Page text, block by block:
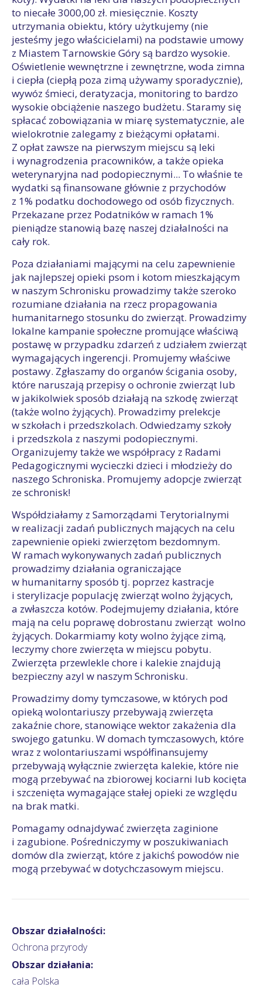
to niecałe 3000,00 zł. miesięcznie. Koszty
utrzymania obiektu, który użytkujemy (nie
jesteśmy jego właścicielami) na podstawie umowy
z Miastem Tarnowskie Góry są bardzo wysokie.
Oświetlenie wewnętrzne i zewnętrzne, woda zimna
i ciepła (ciepłą poza zimą używamy sporadycznie),
wywóz śmieci, deratyzacja, monitoring to bardzo
wysokie obciążenie naszego budżetu. Staramy się
spłacać zobowiązania w miarę systematycznie, ale
wielokrotnie zalegamy z bieżącymi opłatami.
Z opłat zawsze na pierwszym miejscu są leki
i wynagrodzenia pracowników, a także opieka
weterynaryjna nad podopiecznymi... To właśnie te
wydatki są finansowane głównie z przychodów
z 1% podatku dochodowego od osób fizycznych.
Przekazane przez Podatników w ramach 1%
pieniądze stanowią bazę naszej działalności na
cały rok.
Poza działaniami mającymi na celu zapewnienie
jak najlepszej opieki psom i kotom mieszkającym
w naszym Schronisku prowadzimy także szeroko
rozumiane działania na rzecz propagowania
humanitarnego stosunku do zwierząt. Prowadzimy
lokalne kampanie społeczne promujące właściwą
postawę w przypadku zdarzeń z udziałem zwierząt
wymagających ingerencji. Promujemy właściwe
postawy. Zgłaszamy do organów ścigania osoby,
które naruszają przepisy o ochronie zwierząt lub
w jakikolwiek sposób działają na szkodę zwierząt
(także wolno żyjących). Prowadzimy prelekcje
w szkołach i przedszkolach. Odwiedzamy szkoły
i przedszkola z naszymi podopiecznymi.
Organizujemy także we współpracy z Radami
Pedagogicznymi wycieczki dzieci i młodzieży do
naszego Schroniska. Promujemy adopcje zwierząt
ze schronisk!
Współdziałamy z Samorządami Terytorialnymi
w realizacji zadań publicznych mających na celu
zapewnienie opieki zwierzętom bezdomnym.
W ramach wykonywanych zadań publicznych
prowadzimy działania ograniczające
w humanitarny sposób tj. poprzez kastracje
i sterylizacje populację zwierząt wolno żyjących,
a zwłaszcza kotów. Podejmujemy działania, które
mają na celu poprawę dobrostanu zwierząt wolno
żyjących. Dokarmiamy koty wolno żyjące zimą,
leczymy chore zwierzęta w miejscu pobytu.
Zwierzęta przewlekle chore i kalekie znajdują
bezpieczny azyl w naszym Schronisku.
Prowadzimy domy tymczasowe, w których pod
opieką wolontariuszy przebywają zwierzęta
zakaźnie chore, stanowiące wektor zakażenia dla
swojego gatunku. W domach tymczasowych, które
wraz z wolontariuszami współfinansujemy
przebywają wyłącznie zwierzęta kalekie, które nie
mogą przebywać na zbiorowej kociarni lub kocięta
i szczenięta wymagające stałej opieki ze względu
na brak matki.
Pomagamy odnajdywać zwierzęta zaginione
i zagubione. Pośredniczymy w poszukiwaniach
domów dla zwierząt, które z jakichś powodów nie
mogą przebywać w dotychczasowym miejscu.
Obszar działalności:
Ochrona przyrody
Obszar działania:
cała Polska